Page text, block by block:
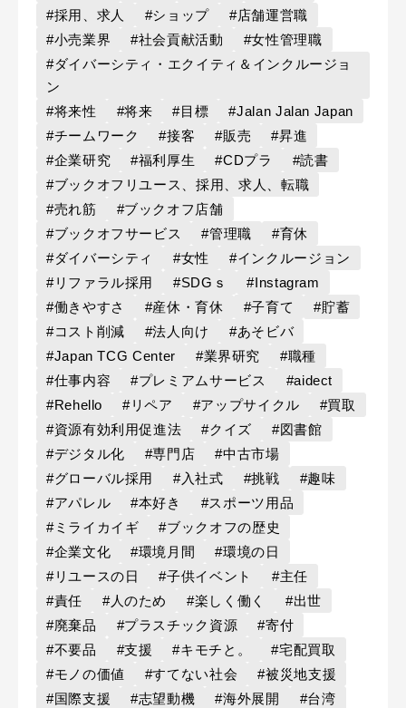
#採用、求人
#ショップ
#店舗運営職
#小売業界
#社会貢献活動
#女性管理職
#ダイバーシティ・エクイティ＆インクルージョ
ン
#将来性
#将来 #目標
#Jalan Jalan Japan
#チームワーク
#接客 #販売
#昇進
#企業研究
#福利厚生 #CDプラ
#読書
#ブックオフリユース、採用、求人、転職
#売れ筋
#ブックオフ店舗
#ブックオフサービス
#管理職
#育休
#ダイバーシティ
#女性
#インクルージョン
#リファラル採用
#SDGｓ
#Instagram
#働きやすさ
#産休・育休 #子育て
#貯蓄
#コスト削減
#法人向け
#あそビバ
#Japan TCG Center
#業界研究
#職種
#仕事内容
#プレミアムサービス
#aidect
#Rehello
#リペア #アップサイクル
#買取
#資源有効利用促進法
#クイズ
#図書館
#デジタル化
#専門店
#中古市場
#グローバル採用
#入社式 #挑戦
#趣味
#アパレル
#本好き
#スポーツ用品
#ミライカイギ
#ブックオフの歴史
#企業文化
#環境月間
#環境の日
#リユースの日
#子供イベント
#主任
#責任
#人のため #楽しく働く
#出世
#廃棄品
#プラスチック資源
#寄付
#不要品
#支援 #キモチと。
#宅配買取
#モノの価値
#すてない社会
#被災地支援
#国際支援
#志望動機 #海外展開
#台湾